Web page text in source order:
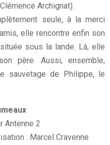
Archignat).
seule, à la merci
elle rencontre enfin son
sous la lande. Là, elle
père. Aussi, ensemble,
sauvetage de Philippe, le
Antenne 2
: Marcel Cravenne